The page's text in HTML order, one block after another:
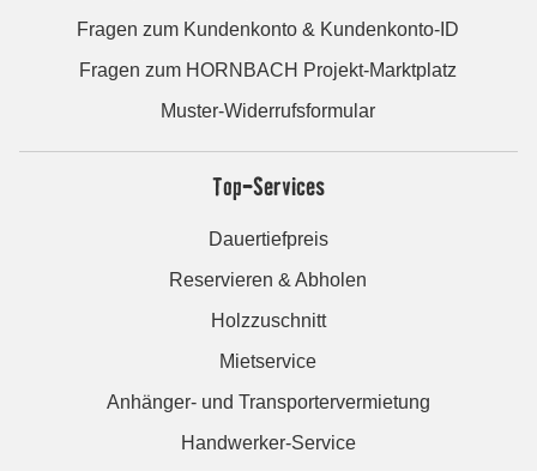
Fragen zum Kundenkonto & Kundenkonto-ID
Fragen zum HORNBACH Projekt-Marktplatz
Muster-Widerrufsformular
Top-Services
Dauertiefpreis
Reservieren & Abholen
Holzzuschnitt
Mietservice
Anhänger- und Transportervermietung
Handwerker-Service